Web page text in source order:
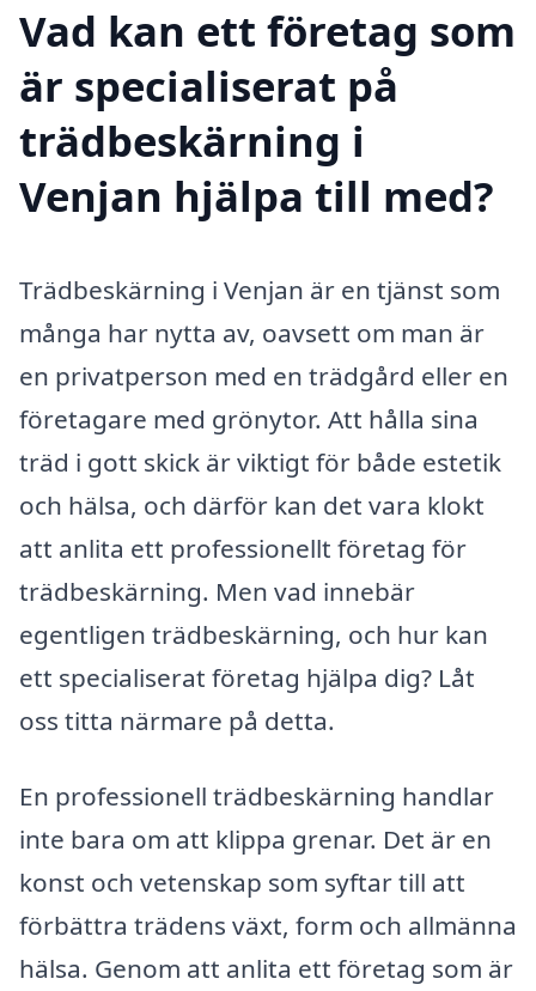
Vad kan ett företag som
är specialiserat på
trädbeskärning i
Venjan hjälpa till med?
Trädbeskärning i Venjan är en tjänst som
många har nytta av, oavsett om man är
en privatperson med en trädgård eller en
företagare med grönytor. Att hålla sina
träd i gott skick är viktigt för både estetik
och hälsa, och därför kan det vara klokt
att anlita ett professionellt företag för
trädbeskärning. Men vad innebär
egentligen trädbeskärning, och hur kan
ett specialiserat företag hjälpa dig? Låt
oss titta närmare på detta.
En professionell trädbeskärning handlar
inte bara om att klippa grenar. Det är en
konst och vetenskap som syftar till att
förbättra trädens växt, form och allmänna
hälsa. Genom att anlita ett företag som är